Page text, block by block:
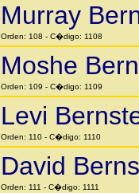
Murray
Orden: 108 - C�digo: 1108
Moshe
Orden: 109 - C�digo: 1109
Levi
Orden: 110 - C�digo: 1110
David
Orden: 111 - C�digo: 1111